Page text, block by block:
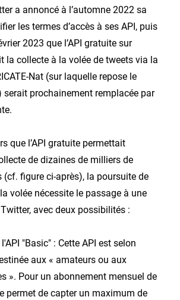
a annoncé à l’automne 2022 sa
les termes d’accès à ses API, puis
2023 que l’API gratuite sur
la collecte à la volée de tweets via la
Nat (sur laquelle repose le
serait prochainement remplacée par
que l’API gratuite permettait
de dizaines de milliers de
(cf. figure ci-après), la poursuite de
volée nécessite le passage à une
avec deux possibilités :
"Basic" : Cette API est selon
aux « amateurs ou aux
». Pour un abonnement mensuel de
permet de capter un maximum de